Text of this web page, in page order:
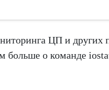
ЦП и других
больше о команде